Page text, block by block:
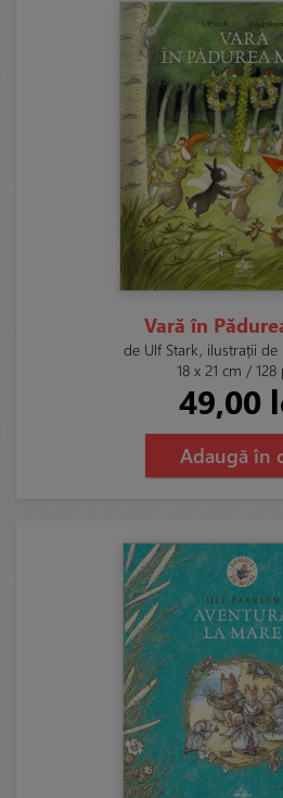
Vară în
de Ulf Stark, ilustrații de
18 x 21 cm / 128
49,00
Adaugă în